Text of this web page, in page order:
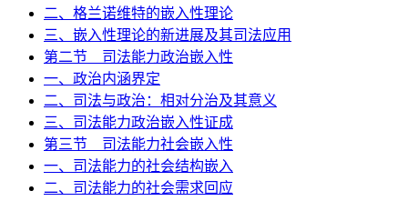
二、格兰诺维特的嵌入性理论
三、嵌入性理论的新进展及其司法应用
第二节 司法能力政治嵌入性
一、政治内涵界定
二、司法与政治：相对分治及其意义
三、司法能力政治嵌入性证成
第三节 司法能力社会嵌入性
一、司法能力的社会结构嵌入
二、司法能力的社会需求回应